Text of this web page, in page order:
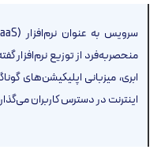
منحصربه‌فرد از توزیع نرم‌افزار
ابری، میزبانی اپلیکیشن‌های
اینترنت در دسترس کاربران